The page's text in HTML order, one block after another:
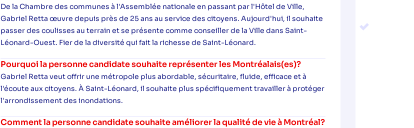
De la Chambre des communes à l'Assemblée nationale en passant par l'Hôtel de Ville,
Gabriel Retta œuvre depuis près de 25 ans au service des citoyens. Aujourd'hui, il souhaite
passer des coulisses au terrain et se présente comme conseiller de la Ville dans Saint-
Léonard-Ouest. Fier de la diversité qui fait la richesse de Saint-Léonard.
Pourquoi la personne candidate souhaite représenter les Montréalais(es)?
Gabriel Retta veut offrir une métropole plus abordable, sécuritaire, fluide, efficace et à
l'écoute aux citoyens. À Saint-Léonard, il souhaite plus spécifiquement travailler à protéger
l'arrondissement des inondations.
Comment la personne candidate souhaite améliorer la qualité de vie à Montréal?